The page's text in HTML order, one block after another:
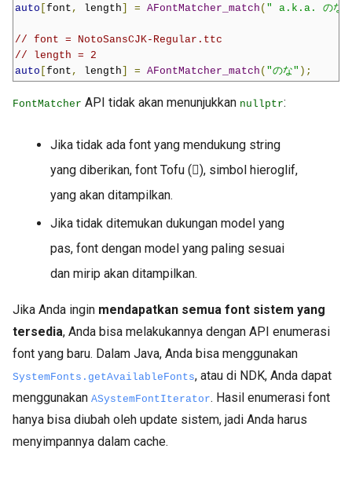
auto font , length = AFontMatcher_match ( " a.k.a. のな"
// font = NotoSansCJK-Regular.ttc
// length = 2
auto font , length = AFontMatcher_match ( "のな" );
FontMatcher API tidak akan menunjukkan nullptr:
Jika tidak ada font yang mendukung string
yang diberikan, font Tofu (󟿽), simbol hieroglif,
yang akan ditampilkan.
Jika tidak ditemukan dukungan model yang
pas, font dengan model yang paling sesuai
dan mirip akan ditampilkan.
Jika Anda ingin mendapatkan semua font sistem yang
tersedia, Anda bisa melakukannya dengan API enumerasi
font yang baru. Dalam Java, Anda bisa menggunakan
SystemFonts.getAvailableFonts, atau di NDK, Anda dapat
menggunakan ASystemFontIterator. Hasil enumerasi font
hanya bisa diubah oleh update sistem, jadi Anda harus
menyimpannya dalam cache.